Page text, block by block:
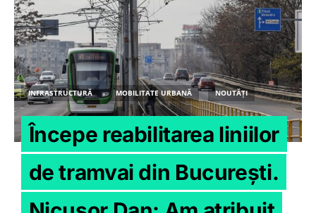
INFRASTRUCTURĂ MOBILITATE URBANĂ NOUTĂȚI
Începe reabilitarea liniilor
de tramvai din București.